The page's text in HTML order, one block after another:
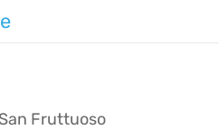
Fruttuoso